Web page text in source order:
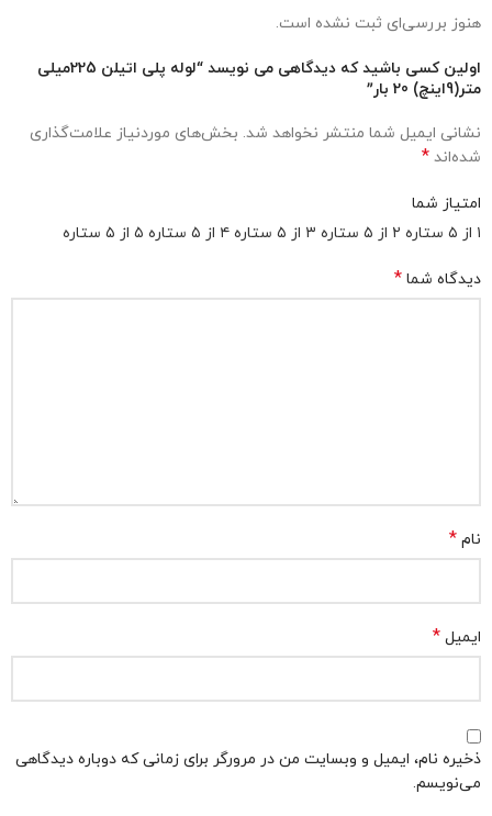
هنوز بررسی‌ای ثبت نشده است.
اولین کسی باشید که دیدگاهی می نویسد “لوله پلی اتیلن 225میلی
متر(9اینچ) 20 بار”
نشانی ایمیل شما منتشر نخواهد شد. بخش‌های موردنیاز علامت‌گذاری
شده‌اند *
امتیاز شما
۱ از ۵ ستاره
۲ از ۵ ستاره ۳ از ۵ ستاره ۴ از ۵ ستاره ۵ از ۵ ستاره
دیدگاه شما *
نام *
ایمیل *
ذخیره نام، ایمیل و وبسایت من در مرورگر برای زمانی که دوباره دیدگاهی
می‌نویسم.